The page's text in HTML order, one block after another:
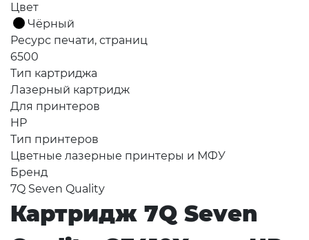
Цвет
Чёрный
Ресурс печати, страниц
6500
Тип картриджа
Лазерный картридж
Для принтеров
HP
Тип принтеров
Цветные лазерные принтеры и МФУ
Бренд
7Q Seven Quality
Картридж 7Q Seven